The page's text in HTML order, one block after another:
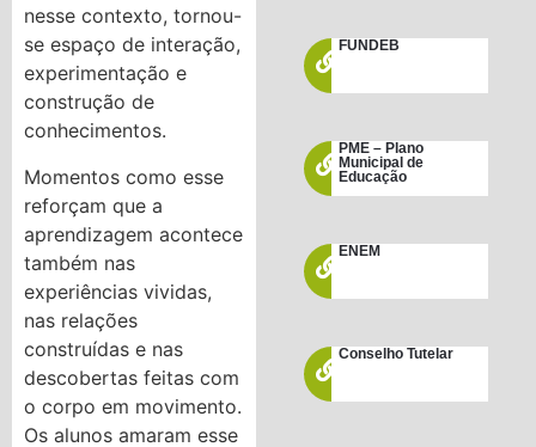
nesse contexto, tornou-
se espaço de interação,
experimentação e
construção de
conhecimentos.
Momentos como esse
reforçam que a
aprendizagem acontece
também nas
experiências vividas,
nas relações
construídas e nas
descobertas feitas com
o corpo em movimento.
Os alunos amaram esse
FUNDEB
PME – Plano
Municipal de
Educação
ENEM
Conselho Tutelar